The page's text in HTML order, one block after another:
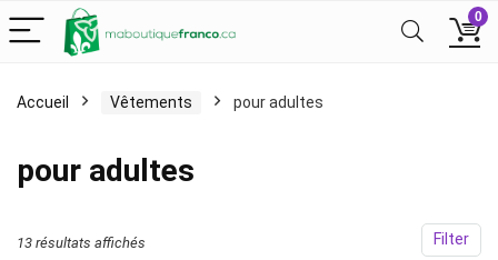
0
Accueil Vêtements pour adultes
pour adultes
Filter
13 résultats affichés